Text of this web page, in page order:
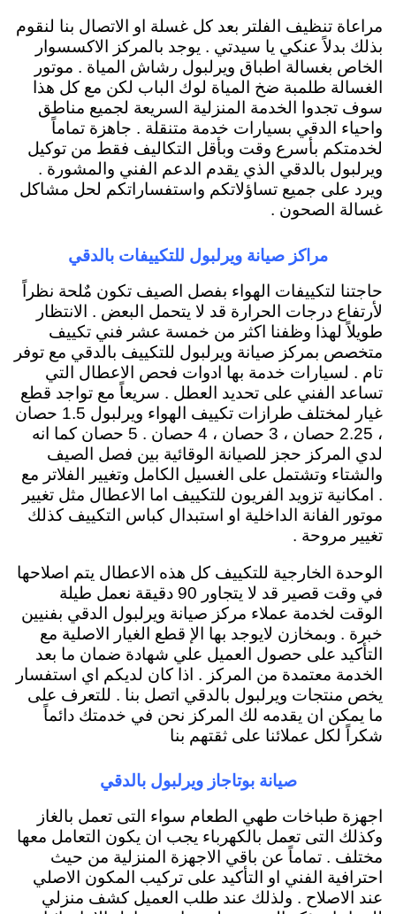
مراعاة تنظيف الفلتر بعد كل غسلة او الاتصال بنا لنقوم
بذلك بدلاً عنكي يا سيدتي . يوجد بالمركز الاكسسوار
الخاص بغسالة اطباق ويرلبول رشاش المياة . موتور
الغسالة طلمبة ضخ المياة لوك الباب لكن مع كل هذا
سوف تجدوا الخدمة المنزلية السريعة لجميع مناطق
واحياء الدقي بسيارات خدمة متنقلة . جاهزة تماماً
لخدمتكم بأسرع وقت وبأقل التكاليف فقط من توكيل
ويرلبول بالدقي الذي يقدم الدعم الفني والمشورة .
ويرد على جميع تساؤلاتكم واستفساراتكم لحل مشاكل
غسالة الصحون .
مراكز صيانة ويرلبول للتكييفات بالدقي
حاجتنا لتكييفات الهواء بفصل الصيف تكون مٌلحة نظراً
لأرتفاع درجات الحرارة قد لا يتحمل البعض . الانتظار
طويلاً لهذا وظفنا اكثر من خمسة عشر فني تكييف
متخصص بمركز صيانة ويرلبول للتكييف بالدقي مع توفر
تام . لسيارات خدمة بها ادوات فحص الاعطال التي
تساعد الفني على تحديد العطل . سريعاً مع تواجد قطع
غيار لمختلف طرازات تكييف الهواء ويرلبول 1.5 حصان
، 2.25 حصان ، 3 حصان ، 4 حصان . 5 حصان كما انه
لدي المركز حجز للصيانة الوقائية بين فصل الصيف
والشتاء وتشتمل على الغسيل الكامل وتغيير الفلاتر مع
. امكانية تزويد الفريون للتكييف اما الاعطال مثل تغيير
موتور الفانة الداخلية او استبدال كباس التكييف كذلك
تغيير مروحة .
الوحدة الخارجية للتكييف كل هذه الاعطال يتم اصلاحها
في وقت قصير قد لا يتجاور 90 دقيقة نعمل طيلة
الوقت لخدمة عملاء مركز صيانة ويرلبول الدقي بفنيين
خبرة . وبمخازن لايوجد بها الإ قطع الغيار الاصلية مع
التأكيد على حصول العميل علي شهادة ضمان ما بعد
الخدمة معتمدة من المركز . اذا كان لديكم اي استفسار
يخص منتجات ويرلبول بالدقي اتصل بنا . للتعرف على
ما يمكن ان يقدمه لك المركز نحن في خدمتك دائماً
شكراً لكل عملائنا على ثقتهم بنا
صيانة بوتاجاز ويرلبول بالدقي
اجهزة طباخات طهي الطعام سواء التى تعمل بالغاز
وكذلك التى تعمل بالكهرباء يجب ان يكون التعامل معها
مختلف . تماماً عن باقي الاجهزة المنزلية من حيث
احترافية الفني او التأكيد على تركيب المكون الاصلي
عند الاصلاح . ولذلك عند طلب العميل كشف منزلي